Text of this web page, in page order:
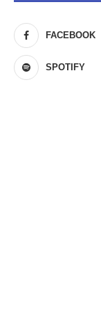
FACEBOOK
SPOTIFY